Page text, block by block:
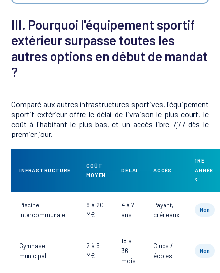
III. Pourquoi l'équipement sportif
extérieur surpasse toutes les
autres options en début de mandat
?
Comparé aux autres infrastructures sportives, l'équipement
sportif extérieur offre le délai de livraison le plus court, le
coût à l'habitant le plus bas, et un accès libre 7j/7 dès le
premier jour.
INFRASTRUCTURE
COÛT
MOYEN
DÉLAI ACCÈS
1RE
ANNÉE
?
Piscine
intercommunale
8 à 20
M€
4 à 7
ans
Payant,
créneaux
Non
Gymnase
municipal
2 à 5
M€
18 à
36
mois
Clubs /
écoles
Non